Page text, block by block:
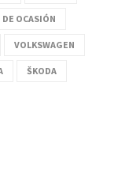
OCASIÓN
VOLKSWAGEN
ŠKODA